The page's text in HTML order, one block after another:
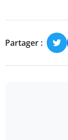
Partager :